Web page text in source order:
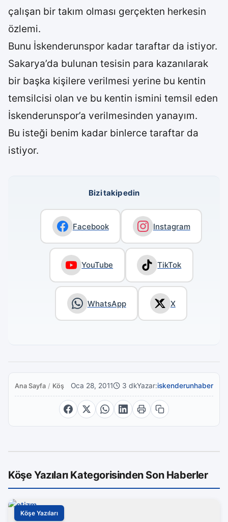
çalışan bir takım olması gerçekten herkesin
özlemi.
Bunu İskenderunspor kadar taraftar da istiyor.
Sakarya’da bulunan tesisin para kazanılarak
bir başka kişilere verilmesi yerine bu kentin
temsilcisi olan ve bu kentin ismini temsil eden
İskenderunspor’a verilmesinden yanayım.
Bu isteği benim kadar binlerce taraftar da
istiyor.
Bizi takip edin
Facebook Instagram
YouTube TikTok
WhatsApp X
Ana Sayfa / Köşe YazılarıOca 28, 2011 3 dkYazar:iskenderunhaber
Köşe Yazıları Kategorisinden Son Haberler
Köşe Yazıları